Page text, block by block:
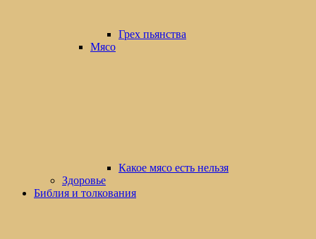
Грех пьянства
Мясо
Какое мясо есть нельзя
Здоровье
Библия и толкования